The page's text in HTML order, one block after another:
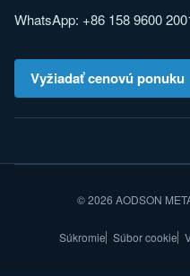
WhatsApp: +86 158 9600
Vyžiadať cenovú ponuku
© 2026 AODSON
Súkromie Súbor cookie